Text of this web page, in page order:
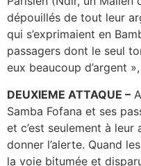
dépouillés de tout leur
qui s’exprimaient en
passagers dont le seul
eux beaucoup d’argent
DEUXIEME ATTAQUE –
Samba Fofana et ses
et c’est seulement à leur
donner l’alerte. Quand
la voie bitumée et